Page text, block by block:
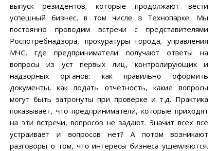
выпуск резидентов, которые продолжают вести
успешный бизнес, в том числе в Технопарке. Мы
постоянно проводим встречи с представителями
Роспотребнадзора, прокуратуры города, управления
МЧС, где предприниматели получают ответы на
вопросы из уст первых лиц, контролирующих и
надзорных органов: как правильно оформить
документы, как подать отчетность, какие вопросы
могут быть затронуты при проверке и т.д. Практика
показывает, что предприниматели, которые приходят
на эти встречи, вопросов не задают. Значит всех все
устраивает и вопросов нет? А потом возникают
разговоры о том, что интересы бизнеса ущемляются.